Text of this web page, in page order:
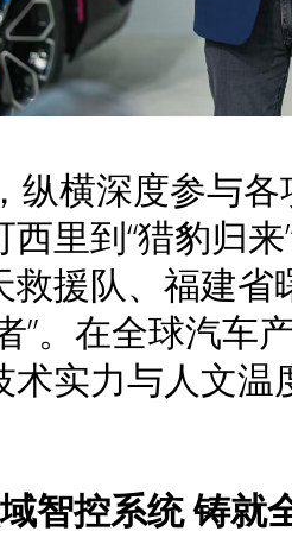
纵横深度参与各
里到“猎豹归
救援队、福建
”。在全球汽车
术实力与人文
智控系统铸就